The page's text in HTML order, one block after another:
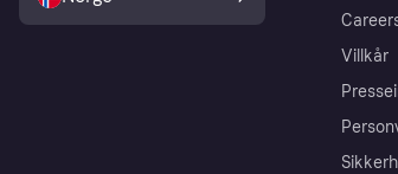
Villkår